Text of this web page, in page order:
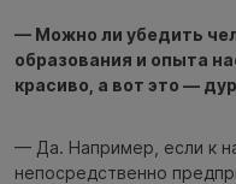
— Можно ли убедить
образования и опыта
красиво, а вот это —
— Да. Например, если к
непосредственно